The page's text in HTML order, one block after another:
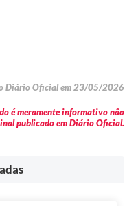
Diário Oficial em 23/05/2026
é meramente informativo não
publicado em Diário Oficial.